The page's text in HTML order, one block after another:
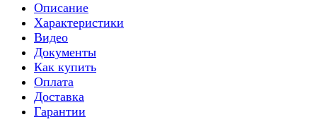
Описание
Характеристики
Видео
Документы
Как купить
Оплата
Доставка
Гарантии